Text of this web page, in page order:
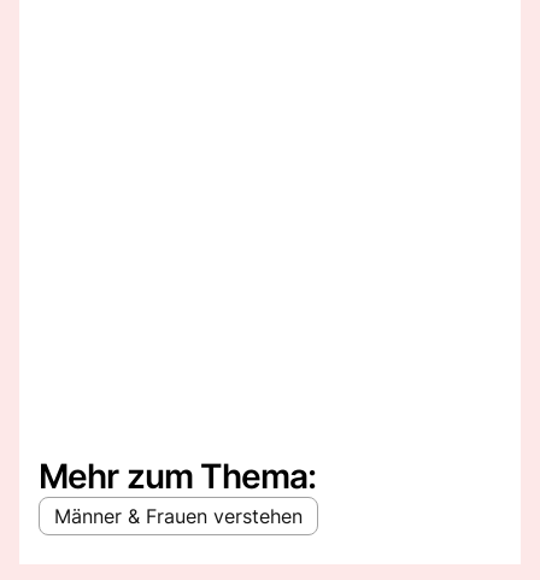
Mehr zum Thema:
Männer & Frauen verstehen